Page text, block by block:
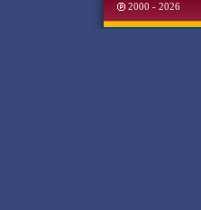
2000 - 2026